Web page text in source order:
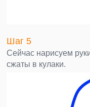
Шаг 5
Сейчас нарисуем
сжаты в кулаки.